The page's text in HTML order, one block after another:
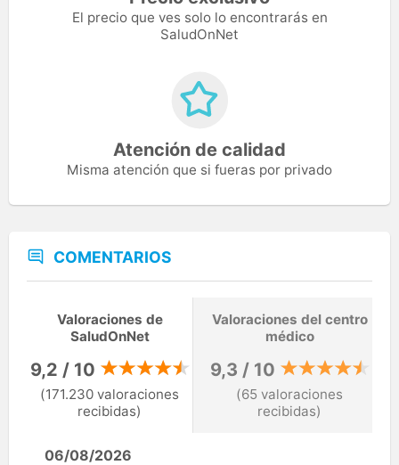
El precio que ves solo lo encontrarás en
SaludOnNet
Atención de calidad
Misma atención que si fueras por privado
COMENTARIOS
Valoraciones de
SaludOnNet
9,2 / 10
(171.230 valoraciones
recibidas)
Valoraciones del centro
médico
9,3 / 10
(65 valoraciones
recibidas)
06/08/2026